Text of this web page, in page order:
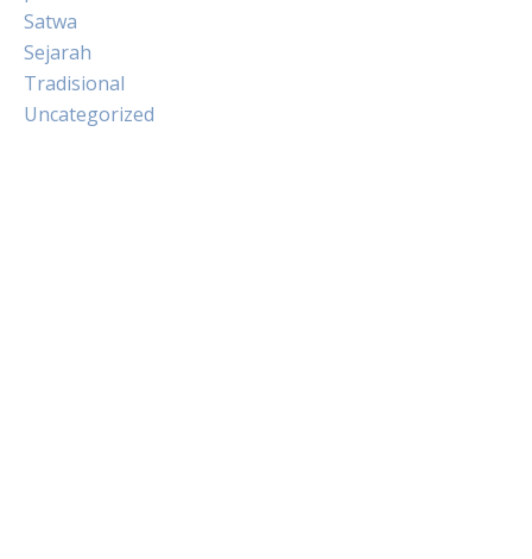
Satwa
Sejarah
Tradisional
Uncategorized